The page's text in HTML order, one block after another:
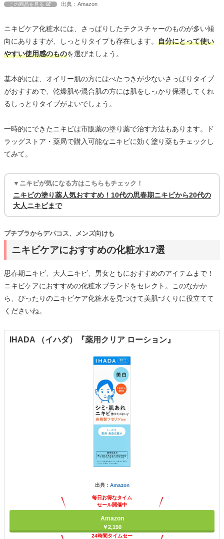
この商品を見る 出典：Amazon
ニキビケア化粧水には、さっぱりしたテクスチャーのものが多い傾
向にありますが、しっとりタイプも存在します。 自分にとって使い
やすい使用感のものを選びましょう。
基本的には、オイリー肌の方にはべたつきが少ないさっぱりタイプ
がおすすめで、乾燥肌や混合肌の方には肌をしっかり保湿してくれ
るしっとりタイプがよいでしょう。
一時的にできたニキビは市販薬の塗り薬で治す方法もあります。ド
ラッグストア・薬局で購入可能なニキビに効く塗り薬もチェックし
てみて。
▼ニキビが気になる方はこちらもチェック！
ニキビの塗り薬人気おすすめ！10代の思春期ニキビから20代の
大人ニキビまで
ニキビケアにおすすめの化粧水17選
プチプラからデパコス、メンズ向けも
思春期ニキビ、大人ニキビ、男女ともにおすすめのアイテムまで！
ニキビケアにおすすめの化粧水ブランドをセレクト。このなかか
ら、ぴったりのニキビケア化粧水を見つけて美肌づくりに役立てて
くださいね。
IHADA （イハダ）『薬用クリア ローション』
出典： Amazon
毎日お得なタイム
セール開催中
Amazon
￥2,150
24時間タイムセー